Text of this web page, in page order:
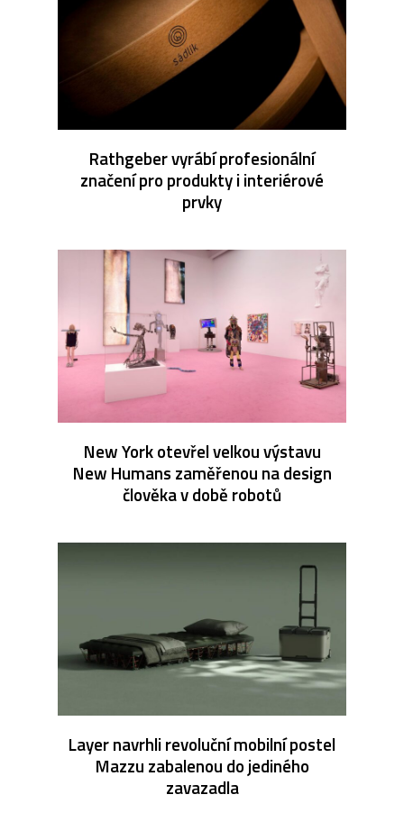
Rathgeber vyrábí profesionální
značení pro produkty i interiérové
prvky
New York otevřel velkou výstavu
New Humans zaměřenou na design
člověka v době robotů
Layer navrhli revoluční mobilní postel
Mazzu zabalenou do jediného
zavazadla